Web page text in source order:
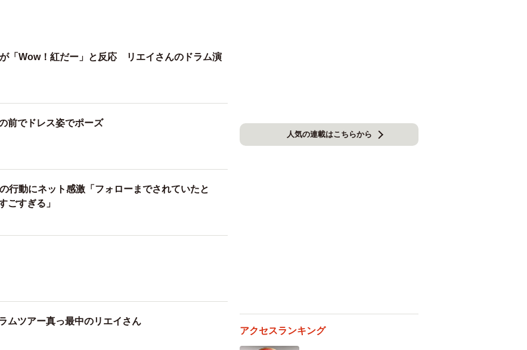
が「Wow！紅だー」と反応 リエイさんのドラム演
前でドレス姿でポーズ
行動にネット感激「フォローまでされていたと
ごすぎる」
スで終わるものなーんだ？」バイト仲間女性の模範